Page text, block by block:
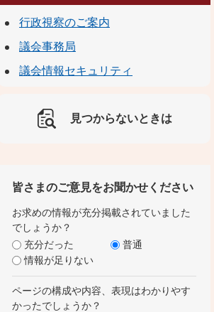
行政視察のご案内
議会事務局
議会情報セキュリティ
見つからないときは
皆さまのご意見をお聞かせください
お求めの情報が充分掲載されていました
でしょうか？
充分だった
普通
情報が足りない
ページの構成や内容、表現はわかりやす
かったでしょうか？